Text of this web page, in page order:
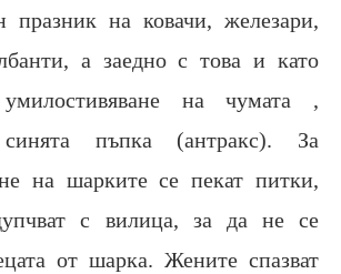
празник на ковачи, железари,
а заедно с това и като
на чумата ,
пъпка (антракс). За
на шарките се пекат питки,
с вилица, за да не се
от шарка. Жените спазват